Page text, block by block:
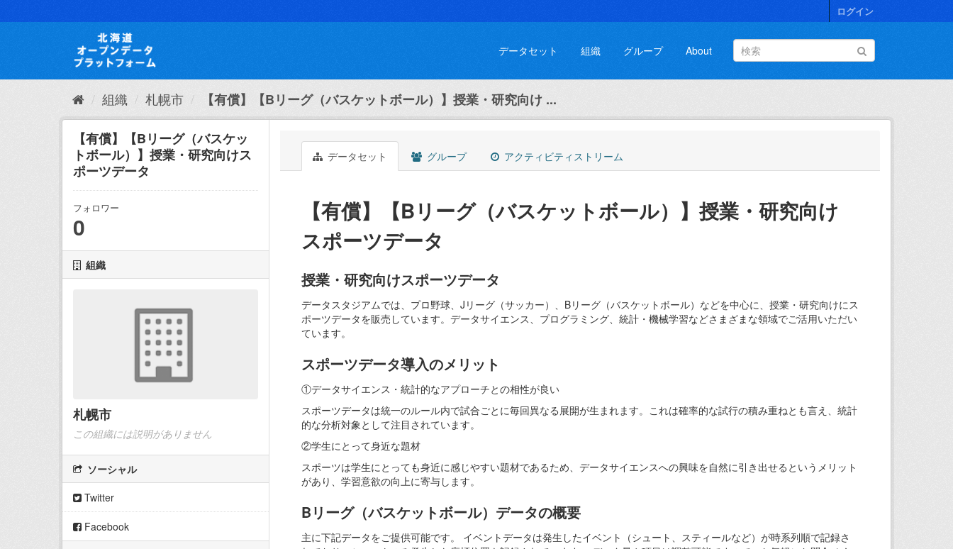
キ
て
ログイン
データセット 組織 グループ About
組織 札幌市 【有償】【Bリーグ（バスケットボール）】授業・研究向け ...
【有償】【Bリーグ（バスケッ
トボール）】授業・研究向けス
ポーツデータ
フォロワー
0
組織
札幌市
この組織には説明がありません
ソーシャル
Twitter
Facebook
データセット グループ アクティビティストリーム
【有償】【Bリーグ（バスケットボール）】授業・研究向け
スポーツデータ
授業・研究向けスポーツデータ
データスタジアムでは、プロ野球、Jリーグ（サッカー）、Bリーグ（バスケットボール）などを中心に、授業・研究向けにス
ポーツデータを販売しています。データサイエンス、プログラミング、統計・機械学習などさまざまな領域でご活用いただい
ています。
スポーツデータ導入のメリット
①データサイエンス・統計的なアプローチとの相性が良い
スポーツデータは統一のルール内で試合ごとに毎回異なる展開が生まれます。これは確率的な試行の積み重ねとも言え、統計
的な分析対象として注目されています。
②学生にとって身近な題材
スポーツは学生にとっても身近に感じやすい題材であるため、データサイエンスへの興味を自然に引き出せるというメリット
があり、学習意欲の向上に寄与します。
Bリーグ（バスケットボール）データの概要
主に下記データをご提供可能です。 イベントデータは発生したイベント（シュート、スティールなど）が時系列順で記録さ